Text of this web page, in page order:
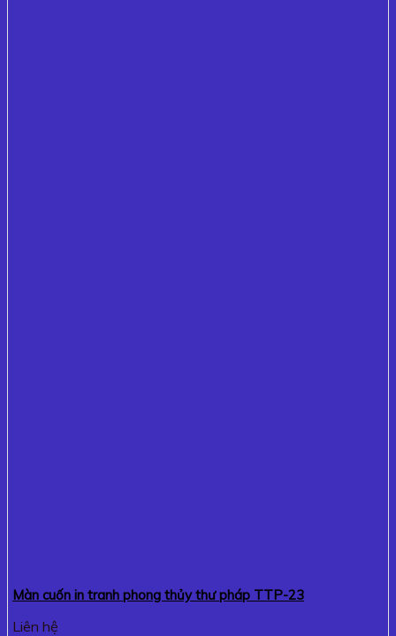
Màn cuốn in tranh phong thủy thư pháp TTP-23
Liên hệ